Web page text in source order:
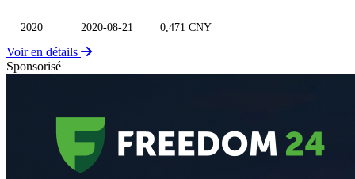
2020 2020-08-21 0,471 CNY
Voir en détails
Sponsorisé